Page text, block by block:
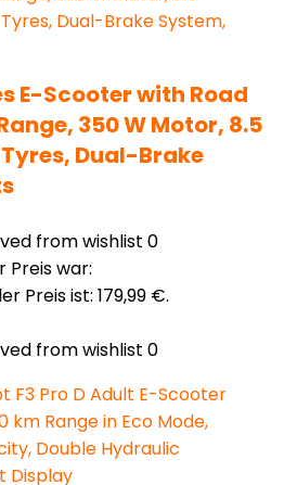
E-Scooter with Road
350 W Motor, 8.5
Dual-Brake
from wishlist 0
Preis war:
Preis ist: 179,99 €.
from wishlist 0